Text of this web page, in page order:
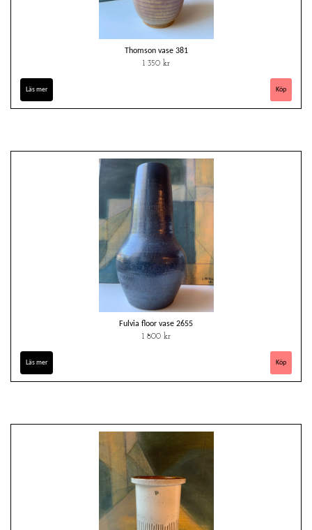
Thomson vase 381
1 350 kr
Läs mer
Fulvia floor vase 2655
1 800 kr
Läs mer